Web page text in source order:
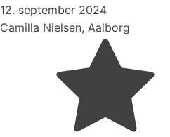
12. september 2024
Camilla Nielsen, Aalborg